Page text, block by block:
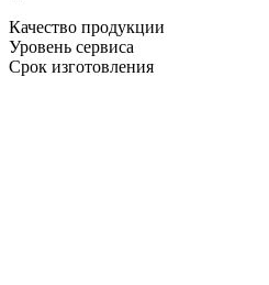
Качество продукции
Уровень сервиса
Срок изготовления